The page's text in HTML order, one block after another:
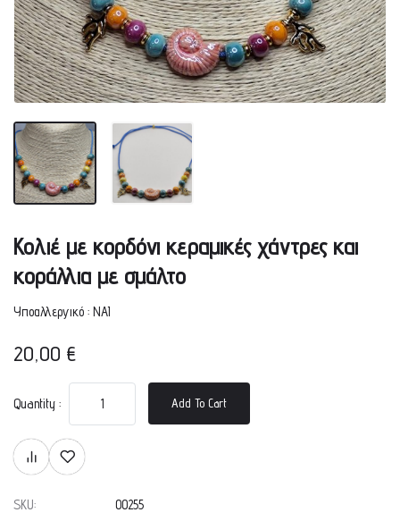
Κολιέ με κορδόνι κεραμικές χάντρες και
κοράλλια με σμάλτο
Υποαλλεργικό : ΝΑΙ
20,00 €
Quantity : Add To Cart
SKU:
00255